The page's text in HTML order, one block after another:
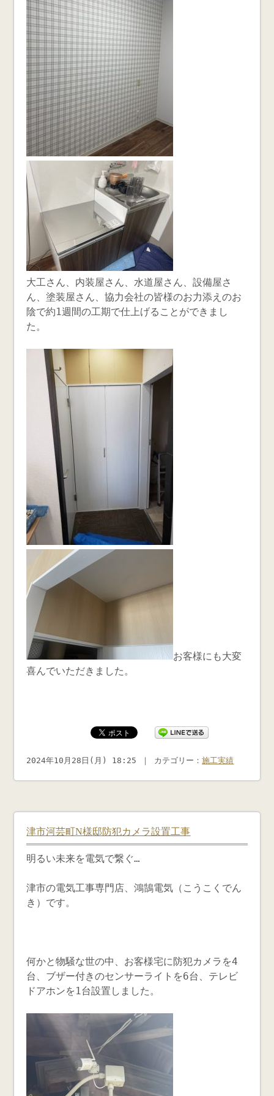
大工さん、内装屋さん、水道屋さん、設備屋さ
ん、塗装屋さん、協力会社の皆様のお力添えのお
陰で約1週間の工期で仕上げることができまし
た。
お客様にも大変
喜んでいただきました。
2024年10月28日(月) 18:25 ｜ カテゴリー：施工実績
津市河芸町N様邸防犯カメラ設置工事
明るい未来を電気で繋ぐ…
津市の電気工事専門店、鴻鵠電気（こうこくでん
き）です。
何かと物騒な世の中、お客様宅に防犯カメラを4
台、ブザー付きのセンサーライトを6台、テレビ
ドアホンを1台設置しました。